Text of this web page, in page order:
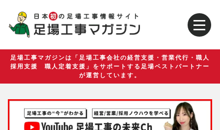
足場工事マガジンは「足場工事会社の経営支援・営業代行・職人
採用支援 職人定着支援」をサポートする足場ベストパートナー
が運営しています。